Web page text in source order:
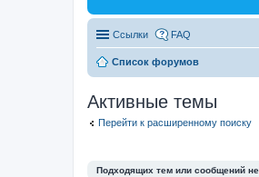
Ссылки FAQ
Список форумов
Активные темы
Перейти к расширенному поиску
Подходящих тем или сообщений не